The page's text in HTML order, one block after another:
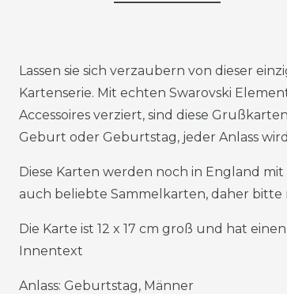
Lassen sie sich verzaubern von dieser
Kartenserie. Mit echten Swarovski
Accessoires verziert, sind diese
Geburt oder Geburtstag, jeder Anlass
Diese Karten werden noch in England
auch beliebte Sammelkarten, daher
Die Karte ist 12 x 17 cm groß und hat
Innentext
Anlass: Geburtstag, Männer